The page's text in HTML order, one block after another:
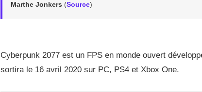
Marthe Jonkers (Source)
Cyberpunk 2077 est un FPS en monde ouvert
sortira le 16 avril 2020 sur PC, PS4 et Xbox One.